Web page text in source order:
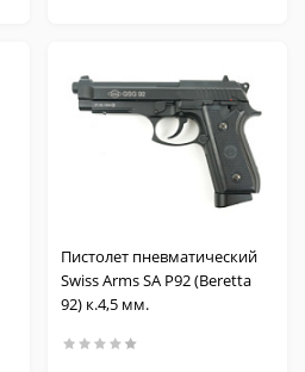
Пистолет пневматический
Swiss Arms SA P92 (Beretta
92) к.4,5 мм.